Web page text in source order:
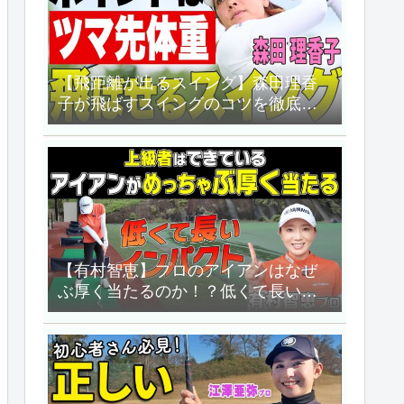
【飛距離が出るスイング】森田理香
子が飛ばすスイングのコツを徹底講
義！【ALBA TV】
【有村智恵】プロのアイアンはなぜ
ぶ厚く当たるのか！？低くて長いイ
ンパクトのつくり方教えます！！
【UUUM GOLF】